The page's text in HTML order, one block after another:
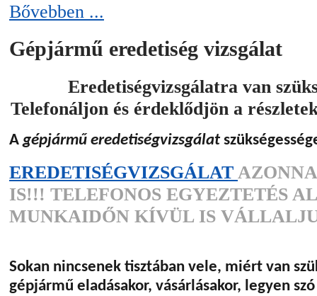
Bővebben ...
Gépjármű eredetiség vizsgálat
Eredetiségvizsgálatra van
Telefonáljon és érdeklődjön a
Agépjármű eredetiségvizsgálat
EREDETISÉGVIZSGÁLAT
IS!!! TELEFONOS EGYEZTETÉS
MUNKAIDŐN KÍVÜL IS
Sokan nincsenek tisztában vele, miért van
gépjármű eladásakor, vásárlásakor, legyen